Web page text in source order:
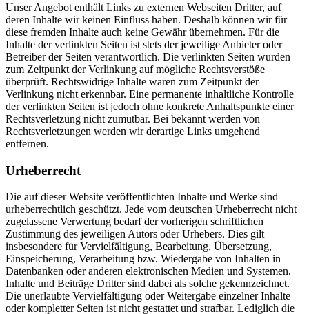
Unser Angebot enthält Links zu externen Webseiten Dritter, auf
deren Inhalte wir keinen Einfluss haben. Deshalb können wir für
diese fremden Inhalte auch keine Gewähr übernehmen. Für die
Inhalte der verlinkten Seiten ist stets der jeweilige Anbieter oder
Betreiber der Seiten verantwortlich. Die verlinkten Seiten wurden
zum Zeitpunkt der Verlinkung auf mögliche Rechtsverstöße
überprüft. Rechtswidrige Inhalte waren zum Zeitpunkt der
Verlinkung nicht erkennbar. Eine permanente inhaltliche Kontrolle
der verlinkten Seiten ist jedoch ohne konkrete Anhaltspunkte einer
Rechtsverletzung nicht zumutbar. Bei bekannt werden von
Rechtsverletzungen werden wir derartige Links umgehend
entfernen.
Urheberrecht
Die auf dieser Website veröffentlichten Inhalte und Werke sind
urheberrechtlich geschützt. Jede vom deutschen Urheberrecht nicht
zugelassene Verwertung bedarf der vorherigen schriftlichen
Zustimmung des jeweiligen Autors oder Urhebers. Dies gilt
insbesondere für Vervielfältigung, Bearbeitung, Übersetzung,
Einspeicherung, Verarbeitung bzw. Wiedergabe von Inhalten in
Datenbanken oder anderen elektronischen Medien und Systemen.
Inhalte und Beiträge Dritter sind dabei als solche gekennzeichnet.
Die unerlaubte Vervielfältigung oder Weitergabe einzelner Inhalte
oder kompletter Seiten ist nicht gestattet und strafbar. Lediglich die